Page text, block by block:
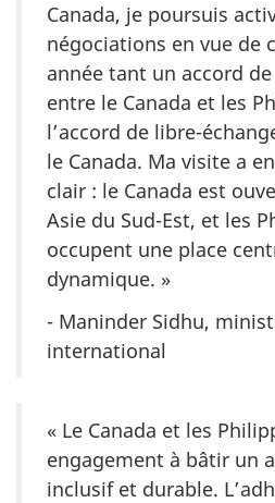
Canada, je poursuis
négociations en vue de
année tant un accord
entre le Canada et les
l’accord de libre-
le Canada. Ma visite a
clair : le Canada est
Asie du Sud-Est, et les
occupent une place
dynamique. »
- Maninder Sidhu,
international
« Le Canada et les
engagement à bâtir un
inclusif et durable.